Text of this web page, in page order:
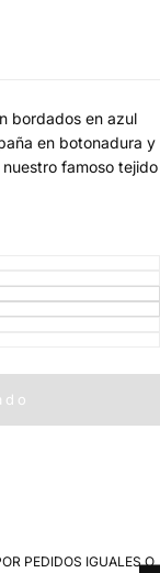
bordados en azul
en botonadura y
famoso tejido
una
PEDIDOS IGUALES O